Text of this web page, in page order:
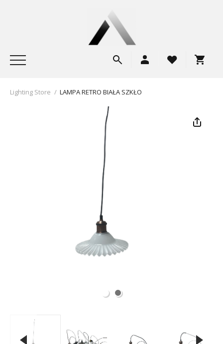
Lighting Store / LAMPA RETRO BIAŁA SZKŁO